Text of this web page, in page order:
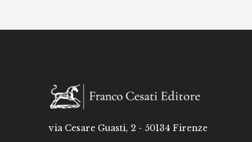
via Cesare Guasti, 2 - 50134 Firenze